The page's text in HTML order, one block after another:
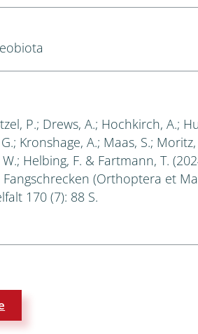
P.; Drews, A.; Hochkirch, A.;
Kronshage, A.; Maas, S.;
Helbing, F. & Fartmann, T.
(Orthoptera et
170 (7): 88 S.